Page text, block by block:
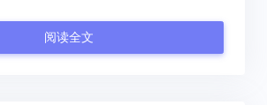
阅读全文